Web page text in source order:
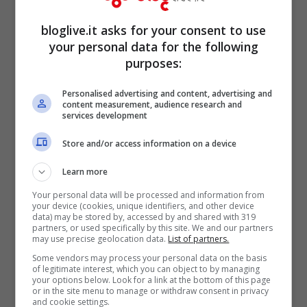
riguardati il settore, attraverso una serie di
reportage. Ma non solo: ci sarà spazio
anche per arte, moda, musica e fotografia.
bloglive.it asks for your consent to use
your personal data for the following
purposes:
Personalised advertising and content, advertising and
content measurement, audience research and
services development
Store and/or access information on a device
Learn more
Your personal data will be processed and information from
your device (cookies, unique identifiers, and other device
data) may be stored by, accessed by and shared with 319
partners, or used specifically by this site. We and our partners
may use precise geolocation data. List of partners.
Some vendors may process your personal data on the basis
of legitimate interest, which you can object to by managing
your options below. Look for a link at the bottom of this page
or in the site menu to manage or withdraw consent in privacy
and cookie settings.